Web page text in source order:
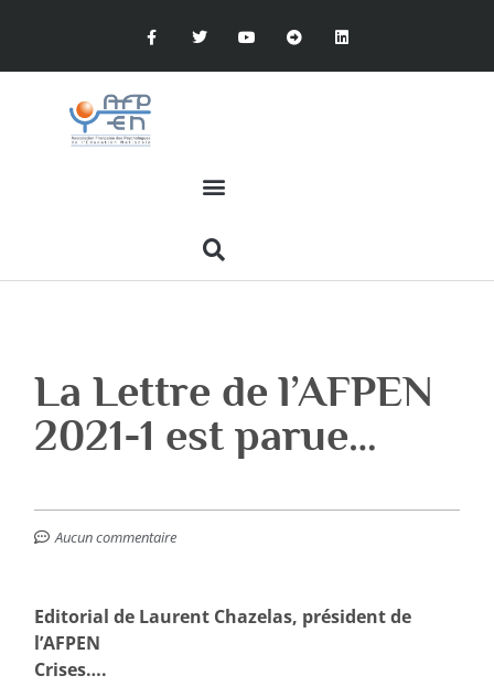
La Lettre de l’AFPEN
2021-1 est parue…
Aucun commentaire
Editorial de Laurent Chazelas, président de
l’AFPEN
Crises….